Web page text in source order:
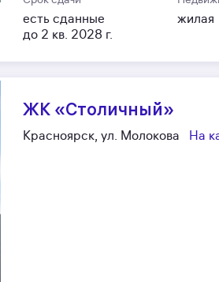
есть сданные
до 2 кв. 2028 г.
жилая
ЖК «Столичный»
Красноярск, ул. Молокова На